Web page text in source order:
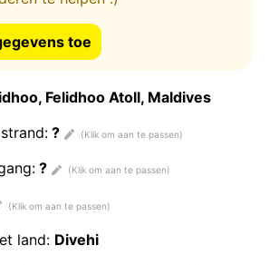
toe
Felidhoo Atoll, Maldives
?
?
land: Divehi